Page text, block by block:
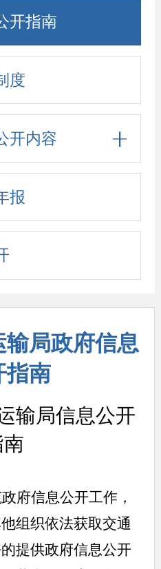
开指南
度
开内容
报
局政府信息
指南
输局信息公开
府信息公开工作，
组织依法获取交通
提供政府信息公开